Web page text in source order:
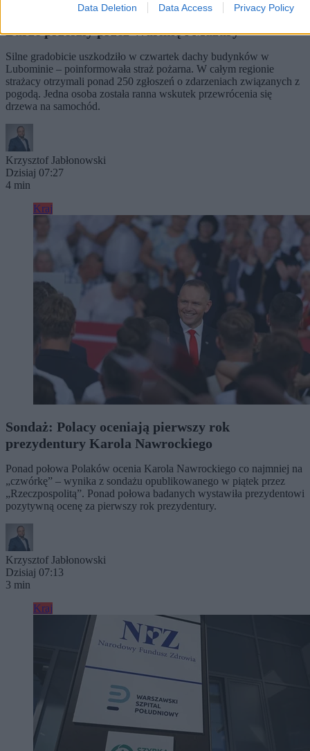
Data Deletion Data Access Privacy Policy
„Podobno grad miał nawet wielkość pięści”.
Burze przeszły przez Warmię i Mazury
Silne gradobicie uszkodziło w czwartek dachy budynków w
Lubominie – poinformowała straż pożarna. W całym regionie
strażacy otrzymali ponad 250 zgłoszeń o zdarzeniach związanych z
pogodą. Jedna osoba została ranna wskutek przewrócenia się
drzewa na samochód.
Krzysztof Jabłonowski
Dzisiaj 07:27
4 min
Kraj
Sondaż: Polacy oceniają pierwszy rok
prezydentury Karola Nawrockiego
Ponad połowa Polaków ocenia Karola Nawrockiego co najmniej na
„czwórkę” – wynika z sondażu opublikowanego w piątek przez
„Rzeczpospolitą”. Ponad połowa badanych wystawiła prezydentowi
pozytywną ocenę za pierwszy rok prezydentury.
Krzysztof Jabłonowski
Dzisiaj 07:13
3 min
Kraj